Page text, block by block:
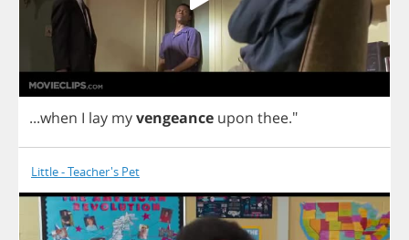
...when I lay myvengeance upon thee."
Little - Teacher's Pet